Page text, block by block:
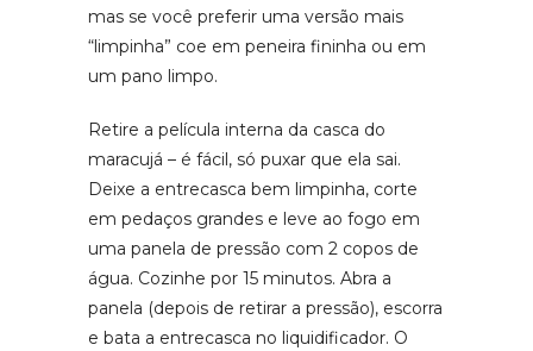
mas se você preferir uma versão mais
“limpinha” coe em peneira fininha ou em
um pano limpo.
Retire a película interna da casca do
maracujá – é fácil, só puxar que ela sai.
Deixe a entrecasca bem limpinha, corte
em pedaços grandes e leve ao fogo em
uma panela de pressão com 2 copos de
água. Cozinhe por 15 minutos. Abra a
panela (depois de retirar a pressão), escorra
e bata a entrecasca no liquidificador. O